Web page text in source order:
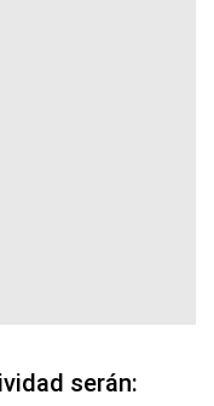
serán: